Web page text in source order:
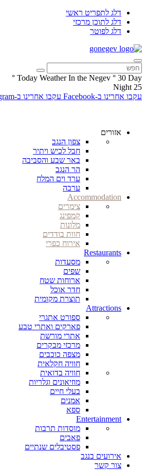
דלג לתפריט ראשי
דלג לתוכן מרכזי
דלג לפוטר
Today Weather In the Negev ° 30 Day
°
25
Night
עקבו אחרינו ב-Facebook
עקבו אחרינו ב-Instagram
אזורים
צפון הנגב
חבל לכיש ויתיר
באר שבע והסביבה
הר הנגב
ערד וים המלח
ערבה
Accommodation
צימרים
קמפינג
מלונות
חוות בודדים
אירוח כפרי
Restaurants
מסעדות
שפים
ארוחות שטח
חדר אוכל
תוצרת מקומית
Attractions
ספורט אתגרי
פארקים ואתרי טבע
אתרי מורשת
מרכזי מבקרים
מצפה כוכבים
חוויה חקלאית
חוויה בדואית
מוזיאונים וגלריות
בעלי חיים
אמנים
ספא
Entertainment
מוסדות תרבות
פאבים
פסטיבלים שנתיים
אירועים בנגב
צור קשר